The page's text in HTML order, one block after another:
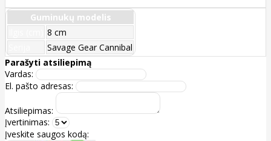
Guminukų modelis
8 cm
Savage Gear Cannibal
Parašyti atsiliepimą
Vardas:
El. pašto adresas:
Atsiliepimas:
Įvertinimas:
Įveskite saugos kodą: